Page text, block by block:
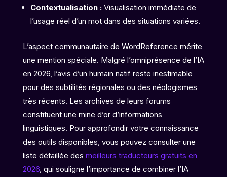
Contextualisation :Visualisation immédiate de
l’usage réel d’un mot dans des situations variées.
L’aspect communautaire de WordReference mérite
une mention spéciale. Malgré l’omniprésence de l’IA
en 2026, l’avis d’un humain natif reste inestimable
pour des subtilités régionales ou des néologismes
très récents. Les archives de leurs forums
constituent une mine d’or d’informations
linguistiques. Pour approfondir votre connaissance
des outils disponibles, vous pouvez consulter une
liste détaillée des meilleurs traducteurs gratuits en
2026, qui souligne l’importance de combiner l’IA